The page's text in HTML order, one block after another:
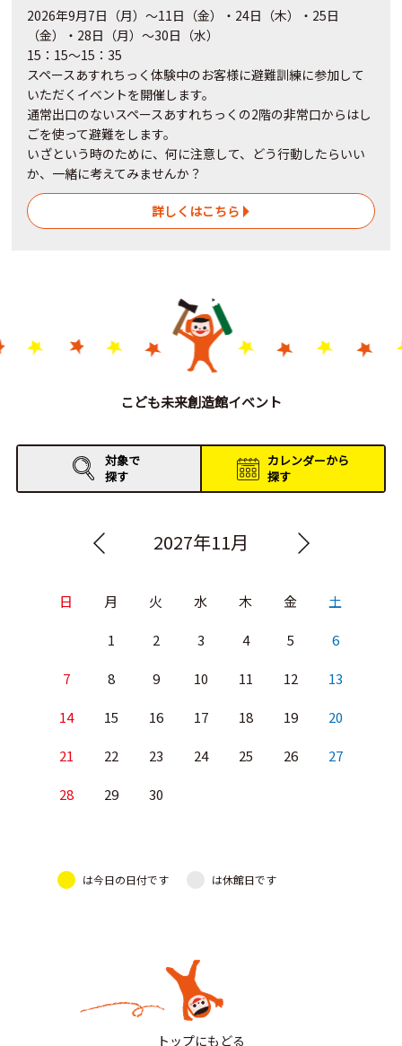
2026年9月7日（月）～11日（金）・24日（木）・25日
（金）・28日（月）～30日（水）
15：15～15：35
スペースあすれちっく体験中のお客様に避難訓練に参加して
いただくイベントを開催します。
通常出口のないスペースあすれちっくの2階の非常口からはし
ごを使って避難をします。
いざという時のために、何に注意して、どう行動したらいい
か、一緒に考えてみませんか？
詳しくはこちら
こども未来創造館イベント
対象で
探す
カレンダーから
探す
2027年11月
日 月 火 水 木 金 土
1 2 3 4 5 6
7 8 9 10 11 12 13
14 15 16 17 18 19 20
21 22 23 24 25 26 27
28 29 30
は今日の日付です は休館日です
トップにもどる